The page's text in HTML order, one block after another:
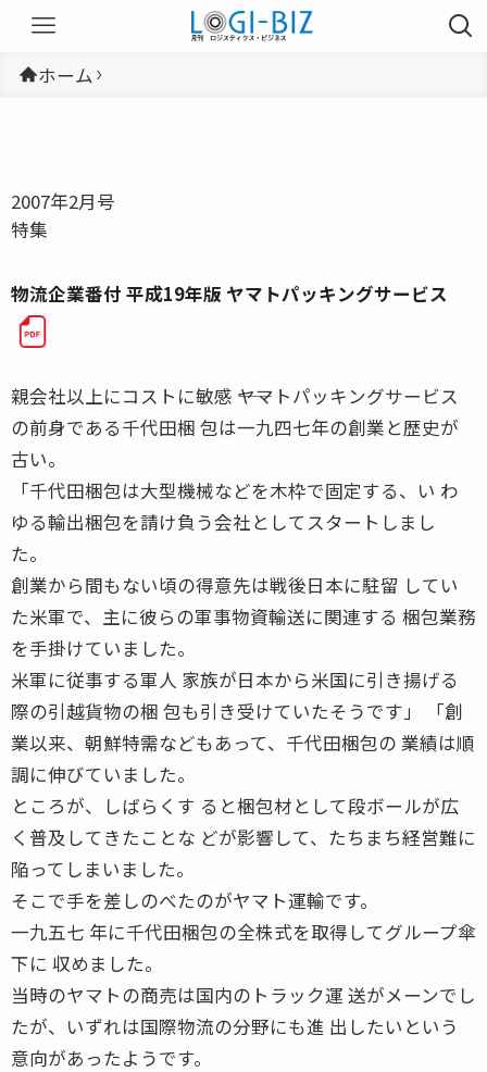
ホーム
2007年2月号
特集
物流企業番付 平成19年版 ヤマトパッキングサービス
親会社以上にコストに敏感 ――ヤマトパッキングサービス
の前身である千代田梱 包は一九四七年の創業と歴史が
古い。
「千代田梱包は大型機械などを木枠で固定する、い わ
ゆる輸出梱包を請け負う会社としてスタートしまし
た。
創業から間もない頃の得意先は戦後日本に駐留 してい
た米軍で、主に彼らの軍事物資輸送に関連する 梱包業務
を手掛けていました。
米軍に従事する軍人 家族が日本から米国に引き揚げる
際の引越貨物の梱 包も引き受けていたそうです」 「創
業以来、朝鮮特需などもあって、千代田梱包の 業績は順
調に伸びていました。
ところが、しばらくす ると梱包材として段ボールが広
く普及してきたことな どが影響して、たちまち経営難に
陥ってしまいました。
そこで手を差しのべたのがヤマト運輸です。
一九五七 年に千代田梱包の全株式を取得してグループ傘
下に 収めました。
当時のヤマトの商売は国内のトラック運 送がメーンでし
たが、いずれは国際物流の分野にも進 出したいという
意向があったようです。